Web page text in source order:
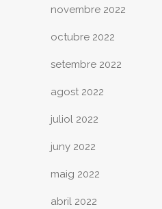
novembre 2022
octubre 2022
setembre 2022
agost 2022
juliol 2022
juny 2022
maig 2022
abril 2022